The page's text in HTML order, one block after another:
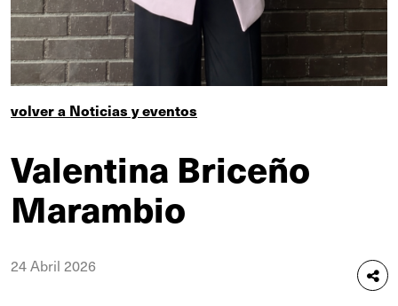
volver a Noticias y eventos
Valentina Briceño
Marambio
24 Abril 2026